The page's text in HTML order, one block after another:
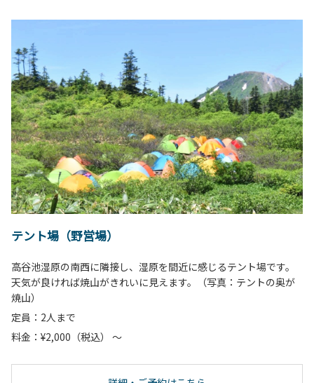
テント場（野営場）
高谷池湿原の南西に隣接し、湿原を間近に感じるテント場です。
天気が良ければ焼山がきれいに見えます。（写真：テントの奥が
焼山）
定員：2人まで
料金：¥2,000（税込） ～